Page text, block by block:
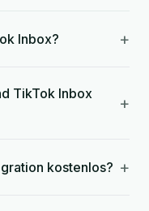
Inbox? +
TikTok Inbox
+
kostenlos? +